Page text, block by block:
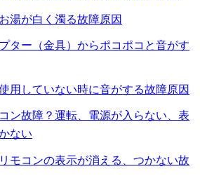
湯が白く濁る故障原因
ター（金具）からポコポコと音がす
用していない時に音がする故障原因
ン故障？運転、電源が入らない、表
ない
モコンの表示が消える、つかない故